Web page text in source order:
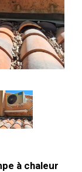
à chaleur